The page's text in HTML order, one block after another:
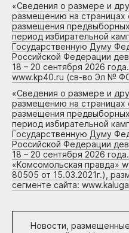
«Сведения о размере и
размещению на страницах
размещения
период избирательной
Государственную Думу
Российской Федерации
18 – 20 сентября 2026
www.kp40.ru (св-во Эл №
«Сведения о размере и
размещению на страницах
размещения
период избирательной
Государственную Думу
Российской Федерации
18 – 20 сентября 2026
«Комсомольская правда»
80505 от 15.03.2021г.),
сегменте сайта:
Новости,